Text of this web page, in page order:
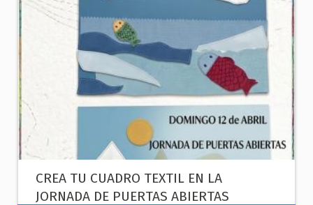
CREA TU CUADRO TEXTIL EN LA
JORNADA DE PUERTAS ABIERTAS